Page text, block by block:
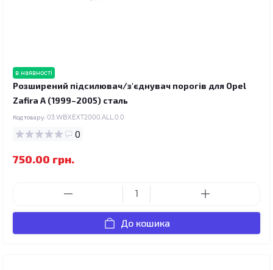
в наявності
Розширений підсилювач/з'єднувач порогів для Opel
Zafira A (1999–2005) сталь
Код товару: 03.WBXEXT2000.ALL.0.0
0
750.00 грн.
До кошика